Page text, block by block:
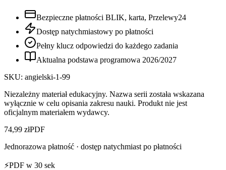
Bezpieczne płatności BLIK, karta, Przelewy24
Dostęp natychmiastowy po płatności
Pełny klucz odpowiedzi do każdego zadania
Aktualna podstawa programowa 2026/2027
SKU: angielski-1-99
Niezależny materiał edukacyjny. Nazwa serii została wskazana
wyłącznie w celu opisania zakresu nauki. Produkt nie jest
oficjalnym materiałem wydawcy.
74,99 złPDF
Jednorazowa płatność · dostęp natychmiast po płatności
⚡PDF w 30 sek